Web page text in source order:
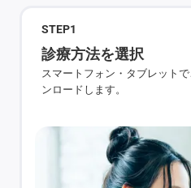
STEP1
診療方法を選択
スマートフォン・タブレット
ンロードします。